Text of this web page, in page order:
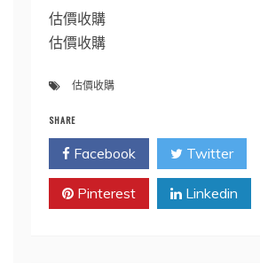
估價收購
估價收購
估價收購
SHARE
Facebook Twitter
Pinterest Linkedin